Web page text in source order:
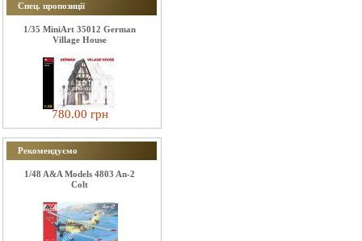
Спец. пропозиції
1/35 MiniArt 35012 German
Village House
780.00 грн
Рекомендуємо
1/48 A&A Models 4803 An-2
Colt